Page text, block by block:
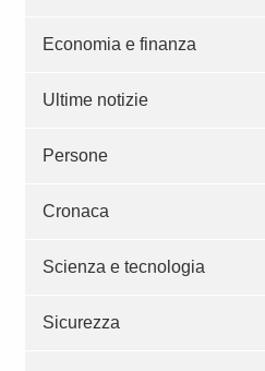
Economia e finanza
Ultime notizie
Persone
Cronaca
Scienza e tecnologia
Sicurezza